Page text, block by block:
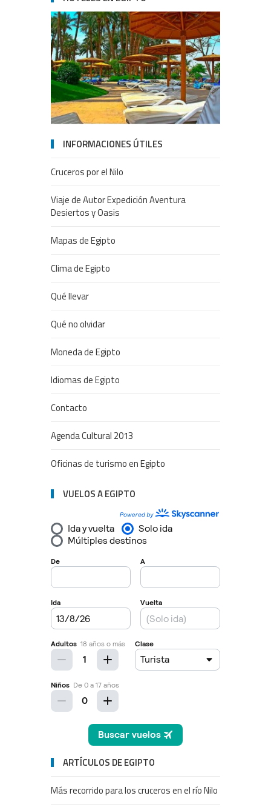
INFORMACIONES ÚTILES
Cruceros por el Nilo
Viaje de Autor Expedición Aventura
Desiertos y Oasis
Mapas de Egipto
Clima de Egipto
Qué llevar
Qué no olvidar
Moneda de Egipto
Idiomas de Egipto
Contacto
Agenda Cultural 2013
Oficinas de turismo en Egipto
VUELOS A EGIPTO
ARTÍCULOS DE EGIPTO
Más recorrido para los cruceros en el río Nilo